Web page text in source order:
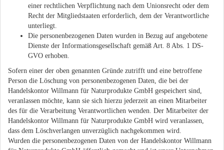
einer rechtlichen Verpflichtung nach dem Unionsrecht oder dem
Recht der Mitgliedstaaten erforderlich, dem der Verantwortliche
unterliegt.
Die personenbezogenen Daten wurden in Bezug auf angebotene
Dienste der Informationsgesellschaft gemäß Art. 8 Abs. 1 DS-
GVO erhoben.
Sofern einer der oben genannten Gründe zutrifft und eine betroffene
Person die Löschung von personenbezogenen Daten, die bei der
Handelskontor Willmann für Naturprodukte GmbH gespeichert sind,
veranlassen möchte, kann sie sich hierzu jederzeit an einen Mitarbeiter
des für die Verarbeitung Verantwortlichen wenden. Der Mitarbeiter der
Handelskontor Willmann für Naturprodukte GmbH wird veranlassen,
dass dem Löschverlangen unverzüglich nachgekommen wird.
Wurden die personenbezogenen Daten von der Handelskontor Willmann